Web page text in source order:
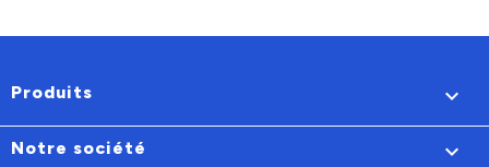
Produits 
Notre société 